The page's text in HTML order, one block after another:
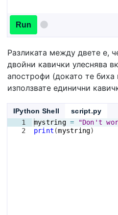
Run
Разликата между двете е,
двойни кавички улеснява
апострофи (докато те биха
използвате единични
IPython Shell
script.py
1
2
mystring =
"Don't
print (mystring)